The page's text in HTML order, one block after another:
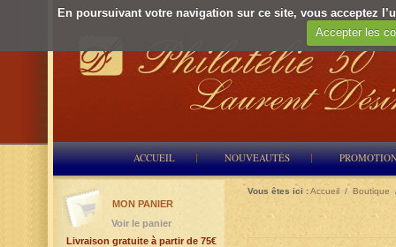
En poursuivant votre navigation sur ce site, vous acceptez
Accepter les
ACCUEIL NOUVEAUTÉS
Vous êtes ici :Accueil / Boutique
MON PANIER
Voir le panier
Livraison gratuite à partir de 75€